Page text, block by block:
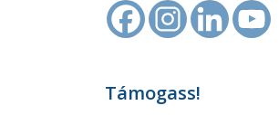
Támogass!